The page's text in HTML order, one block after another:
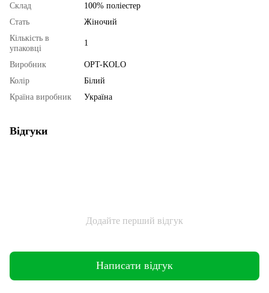
Склад
100% поліестер
Стать
Жіночий
Кількість в
упаковці
1
Виробник
OPT-KOLO
Колір
Білий
Країна виробник
Україна
Відгуки
Додайте перший відгук
Написати відгук